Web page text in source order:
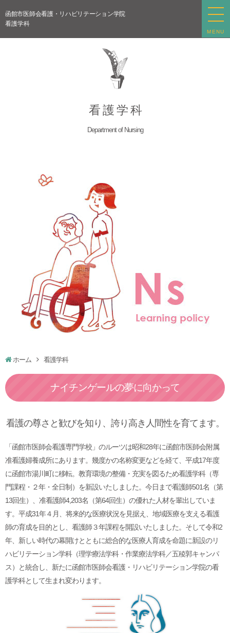
函館市医師会看護・リハビリテーション学院
看護学科
MENU
看 護 学 科
Department of Nursing
ホーム 看護学科
ナイチンゲールの夢に向かって
看護の尊さと歓びを知り、誇り高き人間性を育てます。
「函館市医師会看護専門学校」のルーツは昭和28年に函館市医師会附属
准看護婦養成所にあります。幾度かの名称変更などを経て、平成17年度
に函館市湯川町に移転。教育環境の整備・充実を図るため看護学科（専
門課程・２年・全日制）を新設いたしました。今日まで看護師501名（第
13回生）、准看護師4,203名（第64回生）の優れた人材を輩出していま
す。平成31年４月、将来的な医療状況を見据え、地域医療を支える看護
師の育成を目的とし、看護師３年課程を開設いたしました。そして令和2
年、新しい時代の幕開けとともに総合的な医療人育成を命題に新設のリ
ハビリテーション学科（理学療法学科・作業療法学科／五稜郭キャンパ
ス）と統合し、新たに函館市医師会看護・リハビリテーション学院の看
護学科として生まれ変わります。